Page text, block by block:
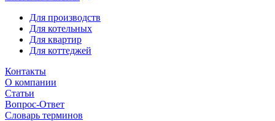
Для производств
Для котельных
Для квартир
Для коттеджей
Контакты
О компании
Статьи
Вопрос-Ответ
Словарь терминов